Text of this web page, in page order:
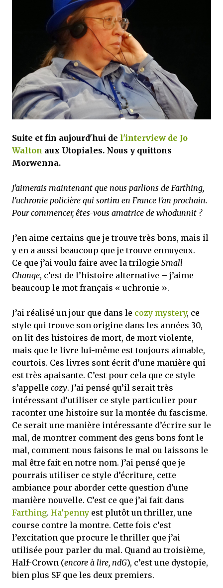
mettre sous tous les yeux. C'est cela...
Suite et fin aujourd'hui de l'interview de Jo
Walton aux Utopiales. Nous y quittons
Morwenna.
J’aimerais maintenant que nous parlions de Farthing,
l’uchronie policière qui sortira en France l’an prochain.
Pour commencer, êtes-vous amatrice de whodunnit ?
J’en aime certains que je trouve très bons, mais il
y en a aussi beaucoup que je trouve ennuyeux.
Ce que j’ai voulu faire avec la trilogie Small
Change, c’est de l’histoire alternative – j’aime
beaucoup le mot français « uchronie ».
J’ai réalisé un jour que dans le cozy mystery, ce
style qui trouve son origine dans les années 30,
on lit des histoires de mort, de mort violente,
mais que le livre lui-même est toujours aimable,
courtois. Ces livres sont écrit d’une manière qui
est très apaisante. C’est pour cela que ce style
s’appelle cozy. J’ai pensé qu’il serait très
intéressant d’utiliser ce style particulier pour
raconter une histoire sur la montée du fascisme.
Ce serait une manière intéressante d’écrire sur le
mal, de montrer comment des gens bons font le
mal, comment nous faisons le mal ou laissons le
mal être fait en notre nom. J’ai pensé que je
pourrais utiliser ce style d’écriture, cette
ambiance pour aborder cette question d'une
manière nouvelle. C’est ce que j’ai fait dans
Farthing. Ha’penny est plutôt un thriller, une
course contre la montre. Cette fois c’est
l’excitation que procure le thriller que j’ai
utilisée pour parler du mal. Quand au troisième,
Half-Crown (encore à lire, ndG), c’est une dystopie,
bien plus SF que les deux premiers.